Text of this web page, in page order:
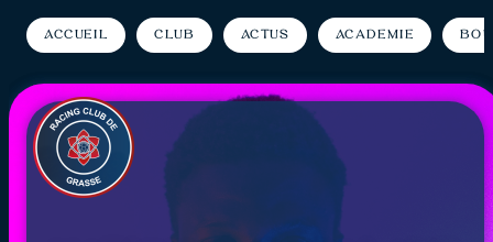
Accueil Club Actus Académie